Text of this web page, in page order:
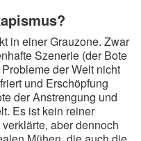
in einer Grauzone. Zwar
Szenerie (der Bote
der Welt nicht
und Erschöpfung
der Anstrengung und
Es ist kein reiner
aber dennoch